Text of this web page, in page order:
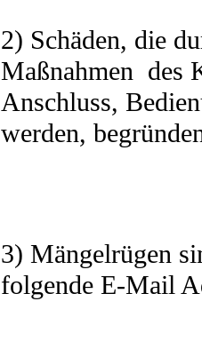
2) Schäden, die
Maßnahmen des
Anschluss,
werden,
3) Mängelrügen
folgende E-Mail